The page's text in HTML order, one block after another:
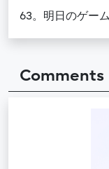
63。明日のゲー
Comments